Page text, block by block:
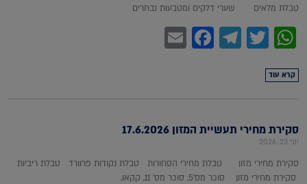
טבלת מלאים שערי דלקים ומטבעות נבחרים
WhatsApp
Twitter
Telegram
Facebook
קרא עוד
סקירת מחירי תעשיית המזון 17.6.2026
יוני 23, 2026
סקירת מחירי מזון טבלת מחירי הסחורות טבלת נקודות פרוורד טבלת ריביות
סקירת מחירי מזון סוכר מס'5, סוכר מס' 11, קקאו,